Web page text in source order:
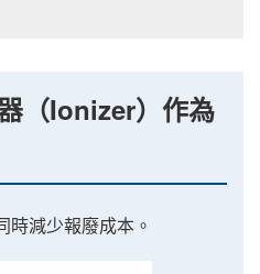
（Ionizer）作為
時減少報廢成本。